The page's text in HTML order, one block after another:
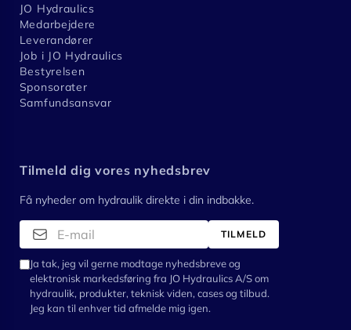
JO Hydraulics
Medarbejdere
Leverandører
Job i JO Hydraulics
Bestyrelsen
Sponsorater
Samfundsansvar
Tilmeld dig vores nyhedsbrev
Få nyheder om hydraulik direkte i din indbakke.
TILMELD
Ja tak, jeg vil gerne modtage nyhedsbreve og
elektronisk markedsføring fra JO Hydraulics A/S om
hydraulik, produkter, teknisk viden, cases og tilbud.
Jeg kan til enhver tid afmelde mig igen.